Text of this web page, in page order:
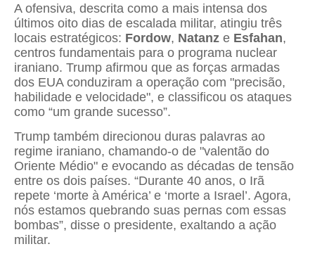
A ofensiva, descrita como a mais intensa dos
últimos oito dias de escalada militar, atingiu três
locais estratégicos: Fordow, Natanz e Esfahan,
centros fundamentais para o programa nuclear
iraniano. Trump afirmou que as forças armadas
dos EUA conduziram a operação com "precisão,
habilidade e velocidade", e classificou os ataques
como “um grande sucesso”.
Trump também direcionou duras palavras ao
regime iraniano, chamando-o de "valentão do
Oriente Médio" e evocando as décadas de tensão
entre os dois países. “Durante 40 anos, o Irã
repete ‘morte à América’ e ‘morte a Israel’. Agora,
nós estamos quebrando suas pernas com essas
bombas”, disse o presidente, exaltando a ação
militar.